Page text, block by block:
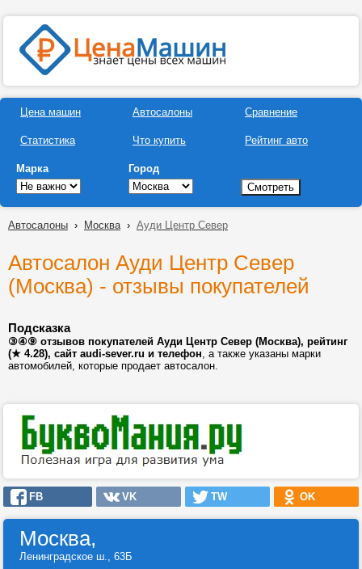
Цена машин
Статистика
Автосалоны
Что купить
Сравнение
Рейтинг авто
Марка Город
Автосалоны › Москва› Ауди Центр Север
Автосалон Ауди Центр Север
(Москва) - отзывы покупателей
Подсказка
③④⑨ отзывов покупателей Ауди Центр Север (Москва), рейтинг
(★ 4.28), сайт audi-sever.ru и телефон, а также указаны марки
автомобилей, которые продает автосалон.
FB VK TW OK
Москва,
Ленинградское ш., 63Б